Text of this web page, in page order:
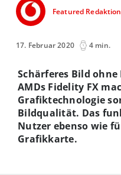
Featured Redaktion
17. Februar 2020 4 min.
Schärferes Bild
AMDs Fidelity FX
Grafiktechnologie
Bildqualität. Das
Nutzer ebenso wie
Grafikkarte.